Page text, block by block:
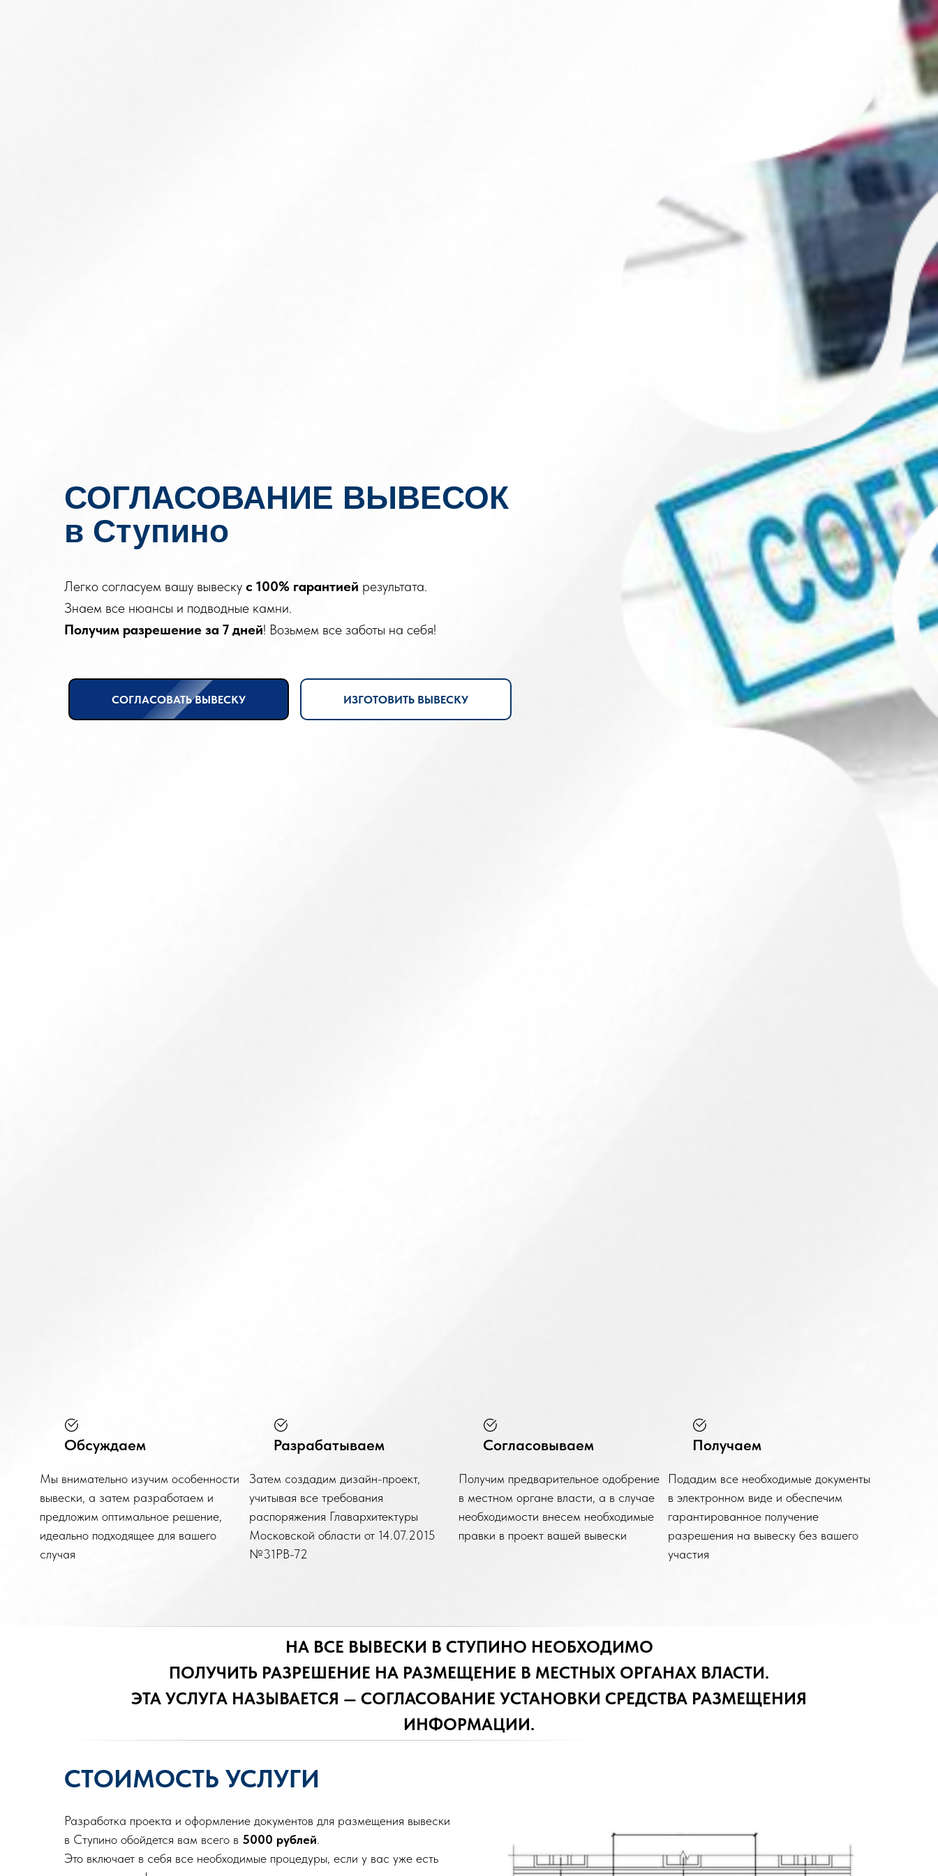
СОГЛАСОВАНИЕ ВЫВЕСОК
в Ступино
Легко согласуем вашу вывеску с 100% гарантией результата.
Знаем все нюансы и подводные камни.
Получим разрешение за 7 дней! Возьмем все заботы на себя!
СОГЛАСОВАТЬ ВЫВЕСКУ ИЗГОТОВИТЬ ВЫВЕСКУ
Обсуждаем
Мы внимательно изучим особенности
вывески, а затем разработаем и
предложим оптимальное решение,
идеально подходящее для вашего
случая
Разрабатываем
Затем создадим дизайн-проект,
учитывая все требования
распоряжения Главархитектуры
Московской области от 14.07.2015
№31РВ-72
Согласовываем
Получим предварительное одобрение
в местном органе власти, а в случае
необходимости внесем необходимые
правки в проект вашей вывески
Получаем
Подадим все необходимые документы
в электронном виде и обеспечим
гарантированное получение
разрешения на вывеску без вашего
участия
НА ВСЕ ВЫВЕСКИ В СТУПИНО НЕОБХОДИМО
ПОЛУЧИТЬ РАЗРЕШЕНИЕ НА РАЗМЕЩЕНИЕ В МЕСТНЫХ ОРГАНАХ ВЛАСТИ.
ЭТА УСЛУГА НАЗЫВАЕТСЯ — СОГЛАСОВАНИЕ УСТАНОВКИ СРЕДСТВА РАЗМЕЩЕНИЯ
ИНФОРМАЦИИ.
СТОИМОСТЬ УСЛУГИ
Разработка проекта и оформление документов для размещения вывески
в Ступино обойдется вам всего в 5000 рублей
Это включает в себя все необходимые процедуры, если у вас уже есть